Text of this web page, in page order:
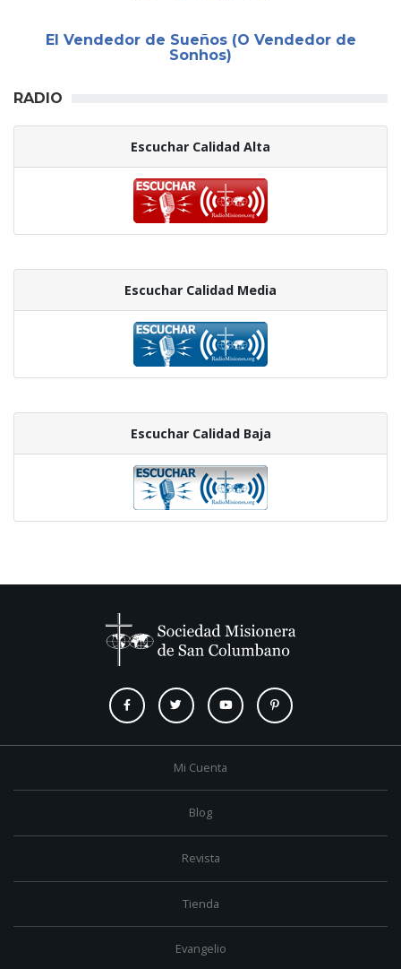
El Vendedor de Sueños (O Vendedor de
Sonhos)
RADIO
Escuchar Calidad Alta
Escuchar Calidad Media
Escuchar Calidad Baja
Mi Cuenta
Blog
Revista
Tienda
Evangelio